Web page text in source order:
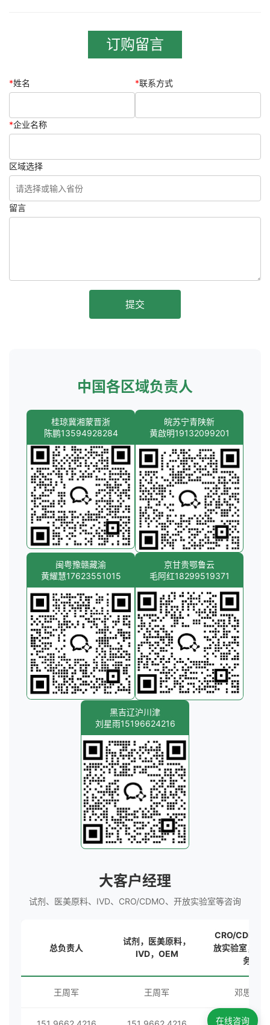
订购留言
*姓名 *联系方式
*企业名称
区域选择
留言
提交
中国各区域负责人
桂琼冀湘蒙晋浙
陈鹏13594928284
皖苏宁青陕新
黄啟明19132099201
闽粤豫赣藏渝
黄耀慧17623551015
京甘贵鄂鲁云
毛阿红18299519371
黑吉辽沪川津
刘星雨15196624216
大客户经理
试剂、医美原料、IVD、CRO/CDMO、开放实验室等咨询
总负责人
试剂，医美原料，
IVD，OEM
CRO/CDMO
放实验室，海
务
王周军 王周军 邓思秀
在线咨询